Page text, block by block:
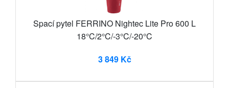
Spací pytel FERRINO Nightec Lite Pro 600 L
18°C/2°C/-3°C/-20°C
3 849 Kč